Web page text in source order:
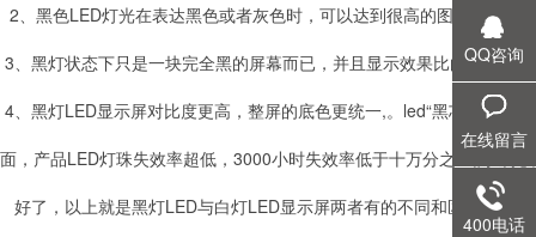
QQ咨询
在线留言
400电话
2、黑色LED灯光在表达黑色或者灰色时，可以达到很高的图像逼真
3、黑灯状态下只是一块完全黑的屏幕而已，并且显示效果比白灯好，
4、黑灯LED显示屏对比度更高，整屏的底色更统一,。led“黑芯”系列
面，产品LED灯珠失效率超低，3000小时失效率低于十万分之五;灯珠光
好了，以上就是黑灯LED与白灯LED显示屏两者有的不同和区别，希